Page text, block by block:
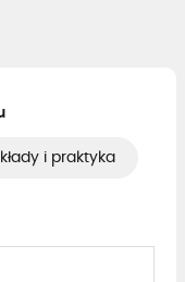
i praktyka